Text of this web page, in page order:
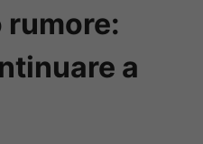
rumore:
a